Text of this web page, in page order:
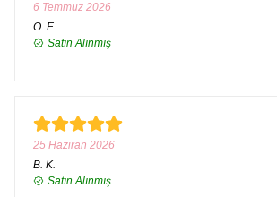
6 Temmuz 2026
Ö. E.
Satın Alınmış
25 Haziran 2026
B. K.
Satın Alınmış